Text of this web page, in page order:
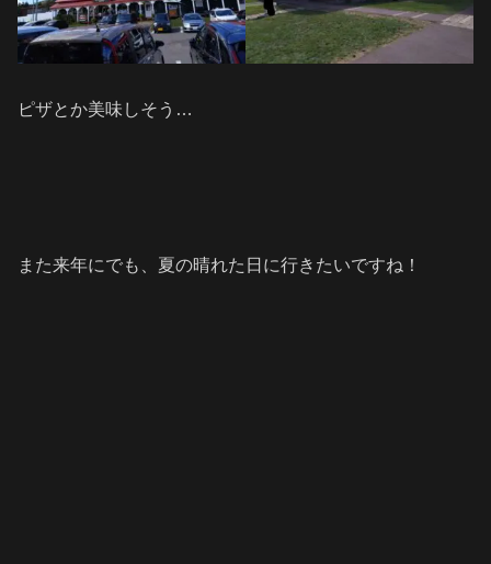
ピザとか美味しそう…
また来年にでも、夏の晴れた日に行きたいですね！